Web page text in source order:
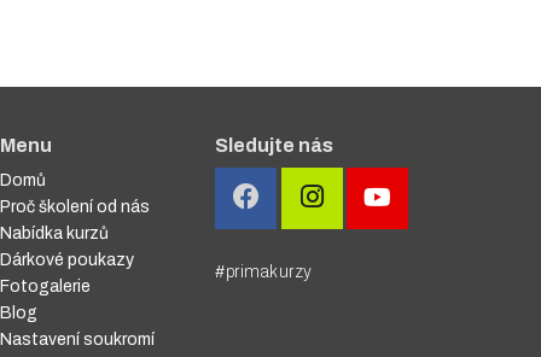
Menu
Domů
Proč školení od nás
Nabídka kurzů
Dárkové poukazy
Fotogalerie
Blog
Nastavení soukromí
Sledujte nás
#primakurzy